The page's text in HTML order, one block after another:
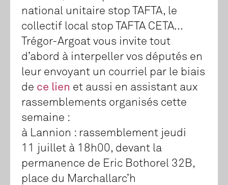
national unitaire stop TAFTA, le
collectif local stop TAFTA CETA...
Trégor-Argoat vous invite tout
d’abord à interpeller vos députés en
leur envoyant un courriel par le biais
de ce lien et aussi en assistant aux
rassemblements organisés cette
semaine :
à Lannion : rassemblement jeudi
11 juillet à 18h00, devant la
permanence de Eric Bothorel 32B,
place du Marchallarc’h